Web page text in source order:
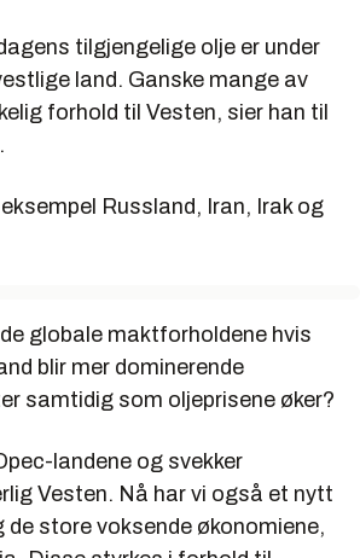
tilgjengelige olje er under
land. Ganske mange av
forhold til Vesten, sier han til
Russland, Iran, Irak og
globale maktforholdene hvis
blir mer dominerende
samtidig som oljeprisene øker?
landene og svekker
Vesten. Nå har vi også et nytt
de store voksende økonomiene,